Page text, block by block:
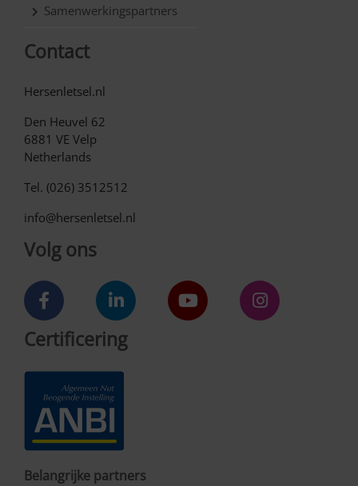
Samenwerkingspartners
Contact
Hersenletsel.nl
Den Heuvel 62
6881 VE Velp
Netherlands
Tel. (026) 3512512
info@hersenletsel.nl
Volg ons
Certificering
Belangrijke partners